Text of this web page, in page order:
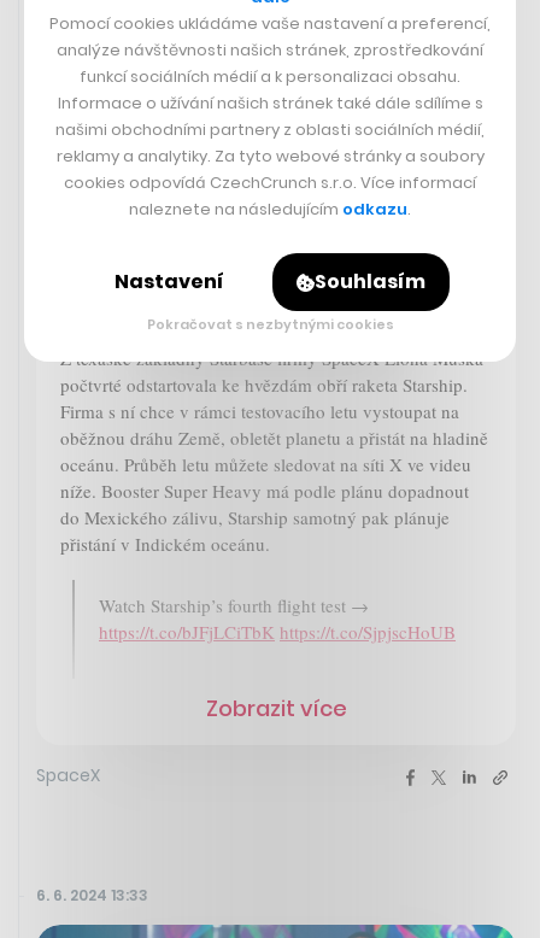
Starship od SpaceX letí do vesmíru.
Muskova firma chce poprvé přistát
zpátky na Zemi
Z texaské základny Starbase firmy SpaceX Elona Muska
počtvrté odstartovala ke hvězdám obří raketa Starship.
Firma s ní chce v rámci testovacího letu vystoupat na
oběžnou dráhu Země, obletět planetu a přistát na hladině
oceánu. Průběh letu můžete sledovat na síti X ve videu
níže. Booster Super Heavy má podle plánu dopadnout
do Mexického zálivu, Starship samotný pak plánuje
přistání v Indickém oceánu.
Watch Starship’s fourth flight test →
https://t.co/bJFjLCiTbK https://t.co/SjpjscHoUB
Zobrazit více
SpaceX
6. 6. 2024 13:33
Pomocí cookies ukládáme vaše nastavení a preferencí,
analýze návštěvnosti našich stránek, zprostředkování
funkcí sociálních médií a k personalizaci obsahu.
Informace o užívání našich stránek také dále sdílíme s
našimi obchodními partnery z oblasti sociálních médií,
reklamy a analytiky. Za tyto webové stránky a soubory
cookies odpovídá CzechCrunch s.r.o. Více informací
naleznete na následujícím odkazu.
Nastavení Souhlasím
Pokračovat s nezbytnými cookies